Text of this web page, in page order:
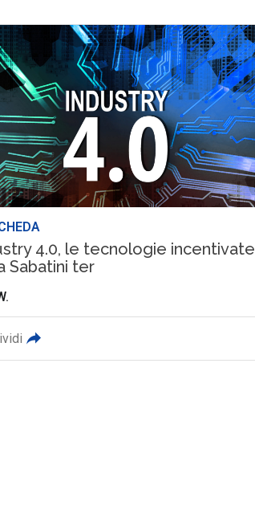
4.0, le tecnologie incentivate
Sabatini ter